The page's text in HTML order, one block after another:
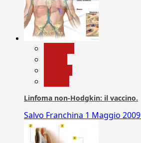
Linfoma non-Hodgkin: il vaccino.
Salvo Franchina 1 Maggio 2009